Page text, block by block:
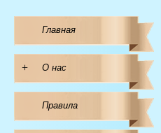
Главная
+ О нас
Правила